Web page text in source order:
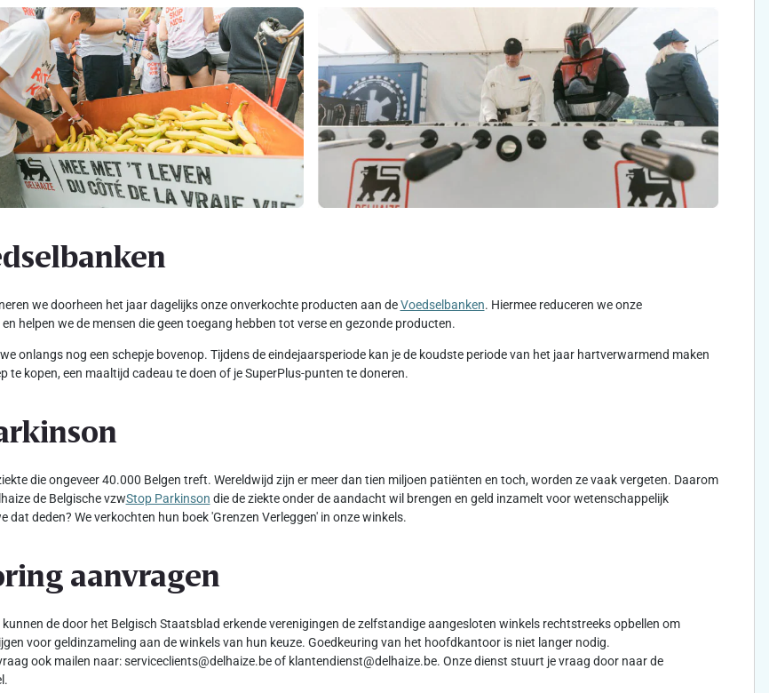
we doorheen het jaar dagelijks onze onverkochte producten aan deVoedselbanken. Hiermee reduceren we onze
helpen we de mensen die geen toegang hebben tot verse en gezonde producten.
onlangs nog een schepje bovenop. Tijdens de eindejaarsperiode kan je de koudste periode van het jaar hartverwarmend maken
te kopen, een maaltijd cadeau te doen of je SuperPlus-punten te doneren.
die ongeveer 40.000 Belgen treft. Wereldwijd zijn er meer dan tien miljoen patiënten en toch, worden ze vaak vergeten. Daarom
de Belgische vzwStop Parkinson die de ziekte onder de aandacht wil brengen en geld inzamelt voor wetenschappelijk
dat deden? We verkochten hun boek 'Grenzen Verleggen' in onze winkels.
aanvragen
de door het Belgisch Staatsblad erkende verenigingen de zelfstandige aangesloten winkels rechtstreeks opbellen om
voor geldinzameling aan de winkels van hun keuze. Goedkeuring van het hoofdkantoor is niet langer nodig.
ook mailen naar: serviceclients@delhaize.be of klantendienst@delhaize.be. Onze dienst stuurt je vraag door naar de